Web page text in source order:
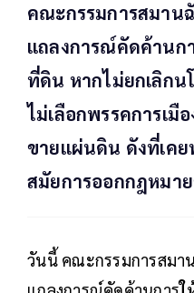
คณะกรรมการสมาน
แถลงการณ์คัดค้านก
ที่ดิน หากไม่ยกเลิกน
ไม่เลือกพรรคการเ
ขายแผ่นดิน ดังที่เค
สมัยการออกกฎหมา
วันนี้ คณะกรรมการสมา